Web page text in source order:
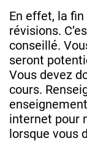
En effet, la
révisions.
conseillé.
seront
Vous devez
cours.
internet pour
lorsque vous